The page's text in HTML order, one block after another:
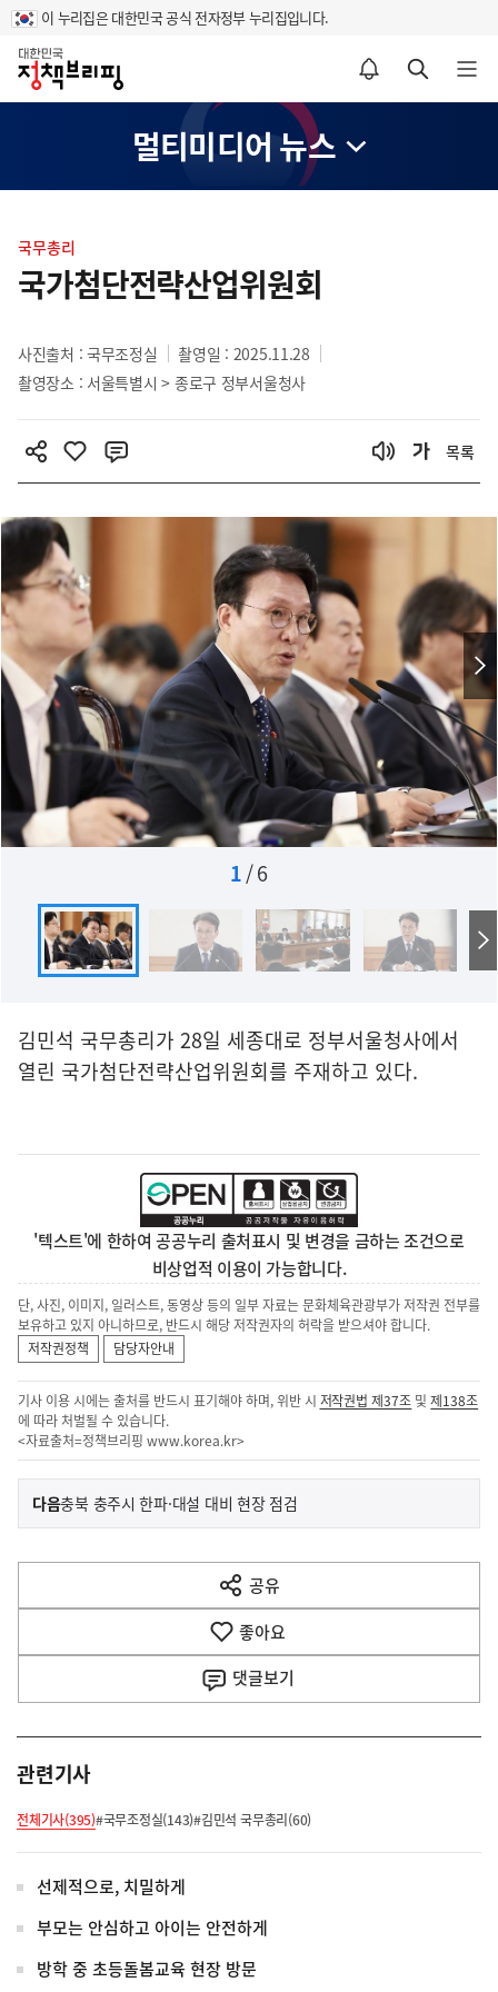
이 누리집은 대한민국 공식 전자정부 누리집입니다.
홈
알림설정 바로가기 검색 바로가기 메뉴 열기
멀티미디어 뉴스
텐
츠
영
역
국무총리
국가첨단전략산업위원회
사진출처 : 국무조정실
촬영일 : 2025.11.28
촬영장소 : 서울특별시 > 종로구 정부서울청사
목록
1/6
김민석 국무총리가 28일 세종대로 정부서울청사에서
열린 국가첨단전략산업위원회를 주재하고 있다.
'텍스트'에 한하여 공공누리 출처표시 및 변경을 금하는 조건으로
비상업적 이용이 가능합니다.
단, 사진, 이미지, 일러스트, 동영상 등의 일부 자료는 문화체육관광부가 저작권 전부를
보유하고 있지 아니하므로, 반드시 해당 저작권자의 허락을 받으셔야 합니다.
저작권정책
담당자안내
기사 이용 시에는 출처를 반드시 표기해야 하며, 위반 시 저작권법 제37조 및제138조
에 따라 처벌될 수 있습니다.
<자료출처=정책브리핑 www.korea.kr>
이
전
다
음
다음기
사
충북 충주시 한파·대설 대비 현장 점검
공유
열
기
좋아요
댓글보기
관련기사
전체기사(395)#국무조정실(143)#김민석 국무총리(60)
선제적으로, 치밀하게
부모는 안심하고 아이는 안전하게
방학 중 초등돌봄교육 현장 방문